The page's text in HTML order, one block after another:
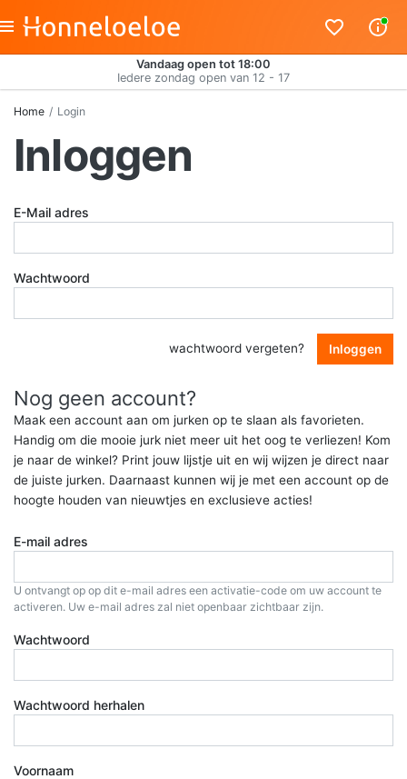
Vandaag open tot 18:00
Iedere zondag open van 12 - 17
Home Login
Inloggen
E-Mail adres
Wachtwoord
wachtwoord vergeten? Inloggen
Nog geen account?
Maak een account aan om jurken op te slaan als favorieten.
Handig om die mooie jurk niet meer uit het oog te verliezen! Kom
je naar de winkel? Print jouw lijstje uit en wij wijzen je direct naar
de juiste jurken. Daarnaast kunnen wij je met een account op de
hoogte houden van nieuwtjes en exclusieve acties!
E-mail adres
U ontvangt op op dit e-mail adres een activatie-code om uw account te
activeren. Uw e-mail adres zal niet openbaar zichtbaar zijn.
Wachtwoord
Wachtwoord herhalen
Voornaam